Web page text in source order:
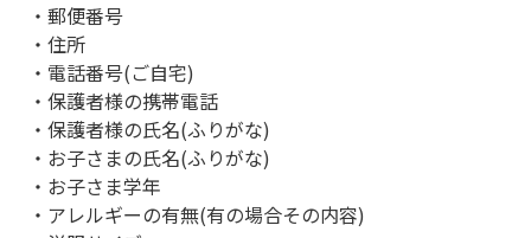
・郵便番号
・住所
・電話番号(ご自宅)
・保護者様の携帯電話
・保護者様の氏名(ふりがな)
・お子さまの氏名(ふりがな)
・お子さま学年
・アレルギーの有無(有の場合その内容)